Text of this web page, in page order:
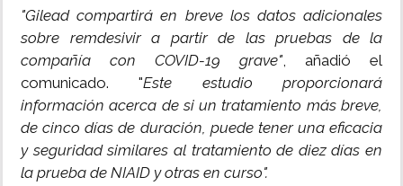
"Gilead compartirá en breve los datos adicionales
sobre remdesivir a partir de las pruebas de la
compañía con COVID-19 grave", añadió el
comunicado. "Este estudio proporcionará
información acerca de si un tratamiento más breve,
de cinco días de duración, puede tener una eficacia
y seguridad similares al tratamiento de diez días en
la prueba de NIAID y otras en curso".